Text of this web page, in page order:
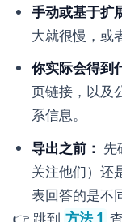
手动或基于扩
大就很慢，或
你实际会得到
页链接，以及
系信息。
导出之前： 先
关注他们）还
表回答的是不
👉 跳到 方法 1